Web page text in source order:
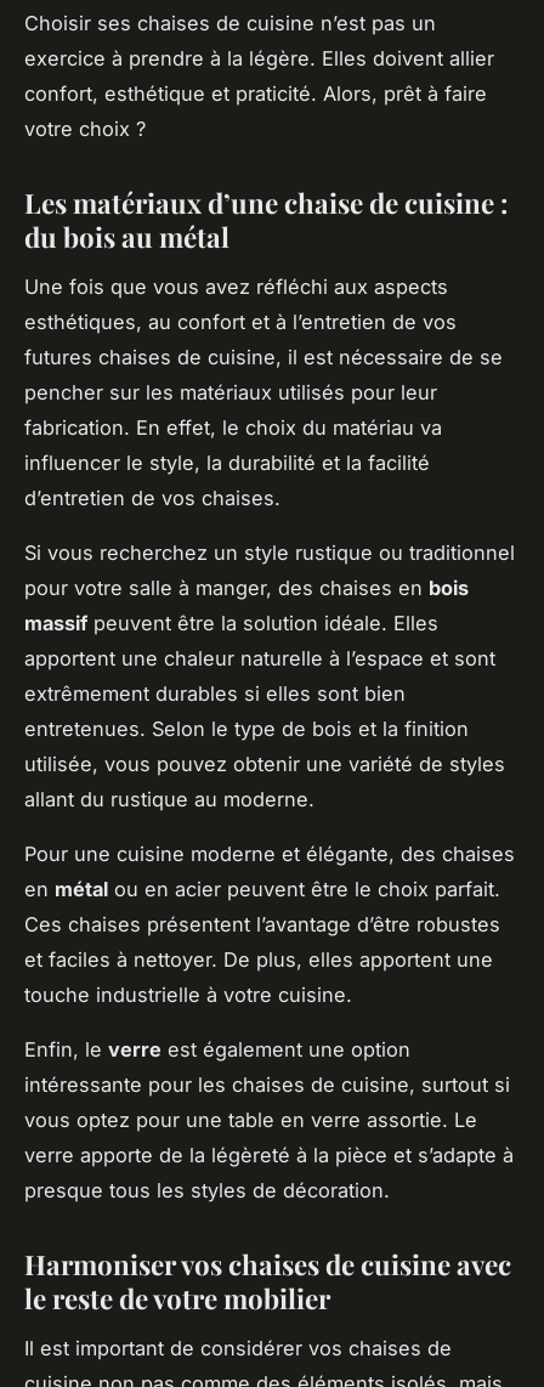
Choisir ses chaises de cuisine n’est pas un
exercice à prendre à la légère. Elles doivent allier
confort, esthétique et praticité. Alors, prêt à faire
votre choix ?
Les matériaux d’une chaise de cuisine :
du bois au métal
Une fois que vous avez réfléchi aux aspects
esthétiques, au confort et à l’entretien de vos
futures chaises de cuisine, il est nécessaire de se
pencher sur les matériaux utilisés pour leur
fabrication. En effet, le choix du matériau va
influencer le style, la durabilité et la facilité
d’entretien de vos chaises.
Si vous recherchez un style rustique ou traditionnel
pour votre salle à manger, des chaises en bois
massifpeuvent être la solution idéale. Elles
apportent une chaleur naturelle à l’espace et sont
extrêmement durables si elles sont bien
entretenues. Selon le type de bois et la finition
utilisée, vous pouvez obtenir une variété de styles
allant du rustique au moderne.
Pour une cuisine moderne et élégante, des chaises
en métal ou en acier peuvent être le choix parfait.
Ces chaises présentent l’avantage d’être robustes
et faciles à nettoyer. De plus, elles apportent une
touche industrielle à votre cuisine.
Enfin, le verre est également une option
intéressante pour les chaises de cuisine, surtout si
vous optez pour une table en verre assortie. Le
verre apporte de la légèreté à la pièce et s’adapte à
presque tous les styles de décoration.
Harmoniser vos chaises de cuisine avec
le reste de votre mobilier
Il est important de considérer vos chaises de